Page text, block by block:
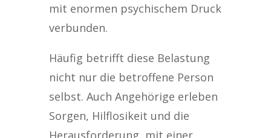
mit enormen psychischem Druck
verbunden.
Häufig betrifft diese Belastung
nicht nur die betroffene Person
selbst. Auch Angehörige erleben
Sorgen, Hilflosikeit und die
Herausforderung, mit einer